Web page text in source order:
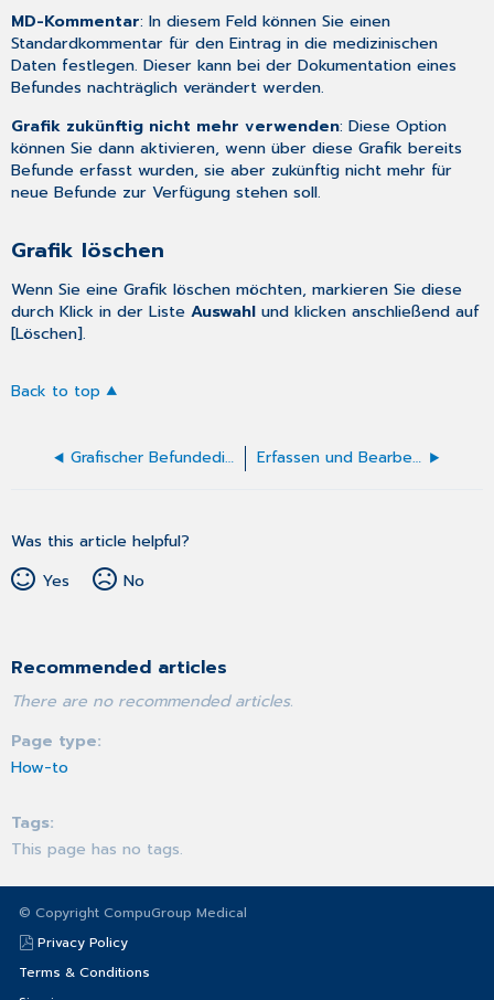
MD-Kommentar: In diesem Feld können Sie einen
Standardkommentar für den Eintrag in die medizinischen
Daten festlegen. Dieser kann bei der Dokumentation eines
Befundes nachträglich verändert werden.
Grafik zukünftig nicht mehr verwenden: Diese Option
können Sie dann aktivieren, wenn über diese Grafik bereits
Befunde erfasst wurden, sie aber zukünftig nicht mehr für
neue Befunde zur Verfügung stehen soll.
Grafik löschen
Wenn Sie eine Grafik löschen möchten, markieren Sie diese
durch Klick in der ListeAuswahl und klicken anschließend auf
[Löschen].
Back to top
Grafischer Befundeditor Erfassen und Bearbeiten eines grafischen Befundes
Was this article helpful?
Yes
No
Recommended articles
There are no recommended articles.
Page type
How-to
Tags
This page has no tags.
© Copyright CompuGroup Medical
Privacy Policy
Terms & Conditions